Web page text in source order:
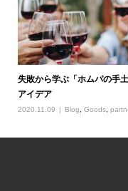
失敗から学ぶ「ホムパの手土
アイデア
2020.11.09 Blog Goods,